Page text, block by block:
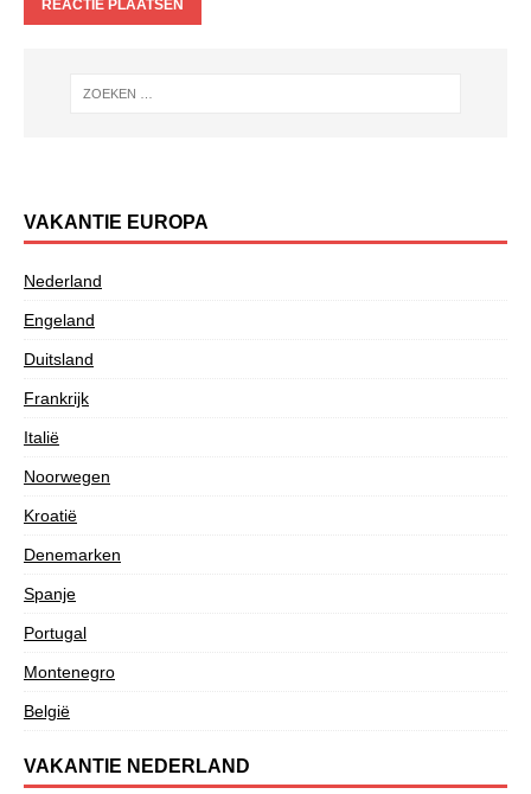
VAKANTIE EUROPA
Nederland
Engeland
Duitsland
Frankrijk
Italië
Noorwegen
Kroatië
Denemarken
Spanje
Portugal
Montenegro
België
VAKANTIE NEDERLAND